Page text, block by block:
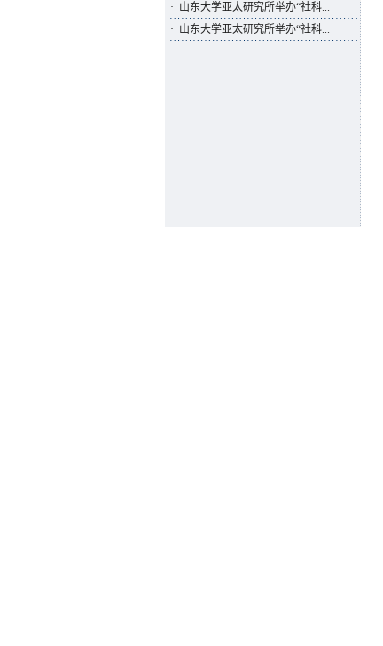
· 山东大学亚太研究所举办“社科...
· 山东大学亚太研究所举办“社科...